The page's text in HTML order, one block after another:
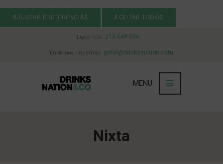
AJUSTAR PREFERÊNCIAS ACEITAR TODOS
Ligue-nos: 213 649 036
Envie-nos um email: geral@drinks-nation.com
MENU
Nixta